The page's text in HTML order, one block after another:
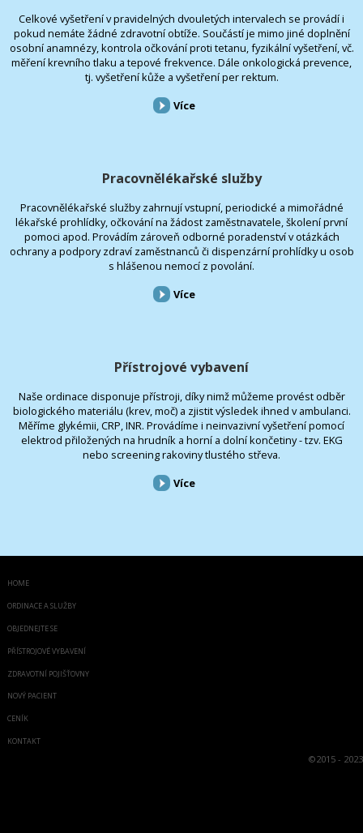
Celkové vyšetření v pravidelných dvouletých intervalech se provádí i
pokud nemáte žádné zdravotní obtíže. Součástí je mimo jiné doplnění
osobní anamnézy, kontrola očkování proti tetanu, fyzikální vyšetření, vč.
měření krevního tlaku a tepové frekvence. Dále onkologická prevence,
tj. vyšetření kůže a vyšetření per rektum.
Více
Pracovnělékařské služby
Pracovnělékařské služby zahrnují vstupní, periodické a mimořádné
lékařské prohlídky, očkování na žádost zaměstnavatele, školení první
pomoci apod. Provádím zároveň odborné poradenství v otázkách
ochrany a podpory zdraví zaměstnanců či dispenzární prohlídky u osob
s hlášenou nemocí z povolání.
Více
Přístrojové vybavení
Naše ordinace disponuje přístroji, díky nimž můžeme provést odběr
biologického materiálu (krev, moč) a zjistit výsledek ihned v ambulanci.
Měříme glykémii, CRP, INR. Provádíme i neinvazivní vyšetření pomocí
elektrod přiložených na hrudník a horní a dolní končetiny - tzv. EKG
nebo screening rakoviny tlustého střeva.
Více
HOME
ORDINACE A SLUŽBY
OBJEDNEJTE SE
PŘÍSTROJOVÉ VYBAVENÍ
ZDRAVOTNÍ POJIŠŤOVNY
NOVÝ PACIENT
CENÍK
KONTAKT
©2015 - 2023